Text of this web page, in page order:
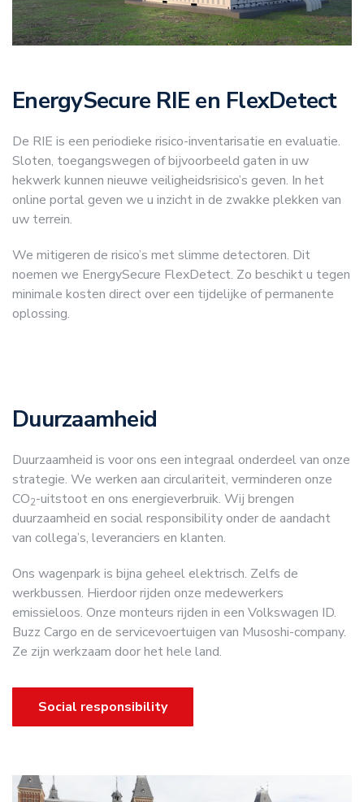
EnergySecure RIE en FlexDetect
De RIE is een periodieke risico-inventarisatie en evaluatie.
Sloten, toegangswegen of bijvoorbeeld gaten in uw
hekwerk kunnen nieuwe veiligheidsrisico’s geven. In het
online portal geven we u inzicht in de zwakke plekken van
uw terrein.
We mitigeren de risico’s met slimme detectoren. Dit
noemen we EnergySecure FlexDetect. Zo beschikt u tegen
minimale kosten direct over een tijdelijke of permanente
oplossing.
Duurzaamheid
Duurzaamheid is voor ons een integraal onderdeel van onze
strategie. We werken aan circulariteit, verminderen onze
CO2-uitstoot en ons energieverbruik. Wij brengen
duurzaamheid en social responsibility onder de aandacht
van collega’s, leveranciers en klanten.
Ons wagenpark is bijna geheel elektrisch. Zelfs de
werkbussen. Hierdoor rijden onze medewerkers
emissieloos. Onze monteurs rijden in een Volkswagen ID.
Buzz Cargo en de servicevoertuigen van Musoshi-company.
Ze zijn werkzaam door het hele land.
Social responsibility